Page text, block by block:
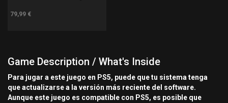
79,99 €
Game Description / What's Inside
Para jugar a este juego en PS5, puede que tu sistema tenga
que actualizarse a la versión más reciente del software.
Aunque este juego es compatible con PS5, es posible que